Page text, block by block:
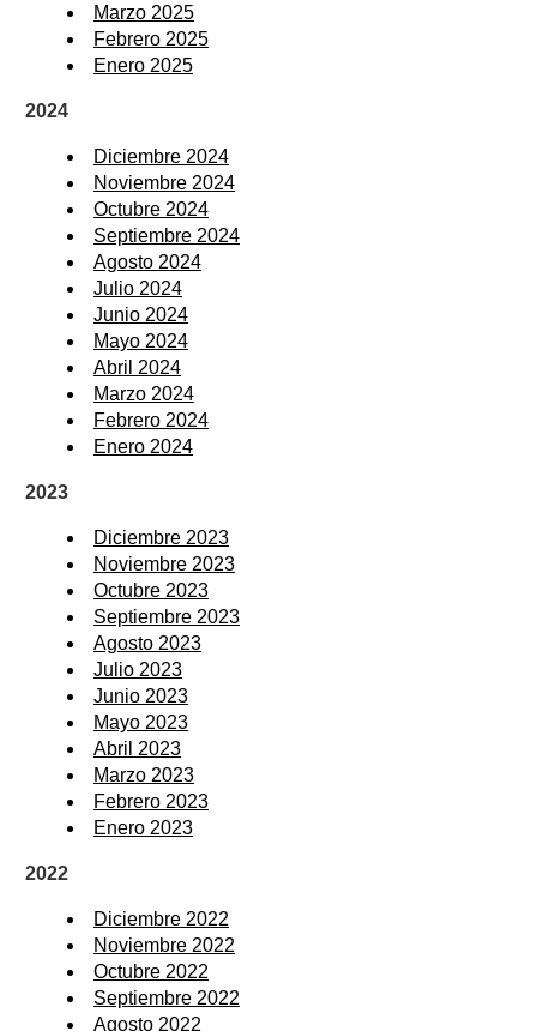
Marzo 2025
Febrero 2025
Enero 2025
2024
Diciembre 2024
Noviembre 2024
Octubre 2024
Septiembre 2024
Agosto 2024
Julio 2024
Junio 2024
Mayo 2024
Abril 2024
Marzo 2024
Febrero 2024
Enero 2024
2023
Diciembre 2023
Noviembre 2023
Octubre 2023
Septiembre 2023
Agosto 2023
Julio 2023
Junio 2023
Mayo 2023
Abril 2023
Marzo 2023
Febrero 2023
Enero 2023
2022
Diciembre 2022
Noviembre 2022
Octubre 2022
Septiembre 2022
Agosto 2022